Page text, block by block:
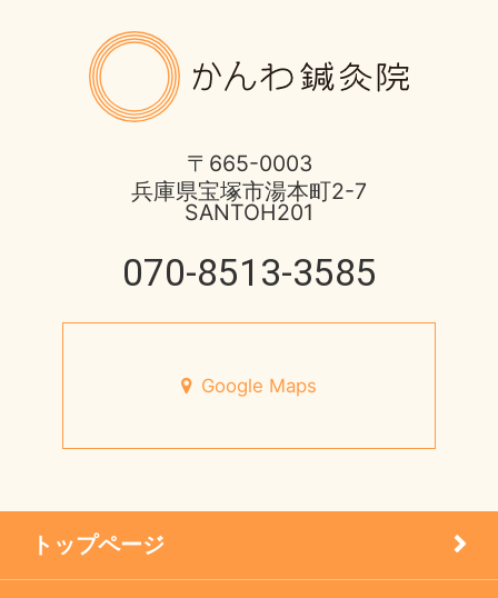
ほっとひと息
円形脱毛症
未分類
8月営業日のお知らせ
酷暑に負けない体つくり
未来の健康を支える
宝塚市 メニエール病 20代 女性
メニエル病・突発性難聴のケア
〒665-0003
兵庫県宝塚市湯本町2-7
SANTOH201
070-8513-3585
Google Maps
トップページ